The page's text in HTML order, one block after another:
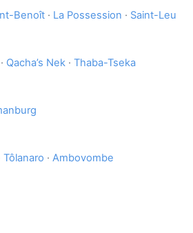
Benoît · La Possession · Saint-Leu
· Qacha’s Nek · Thaba-Tseka
Tôlanaro · Ambovombe